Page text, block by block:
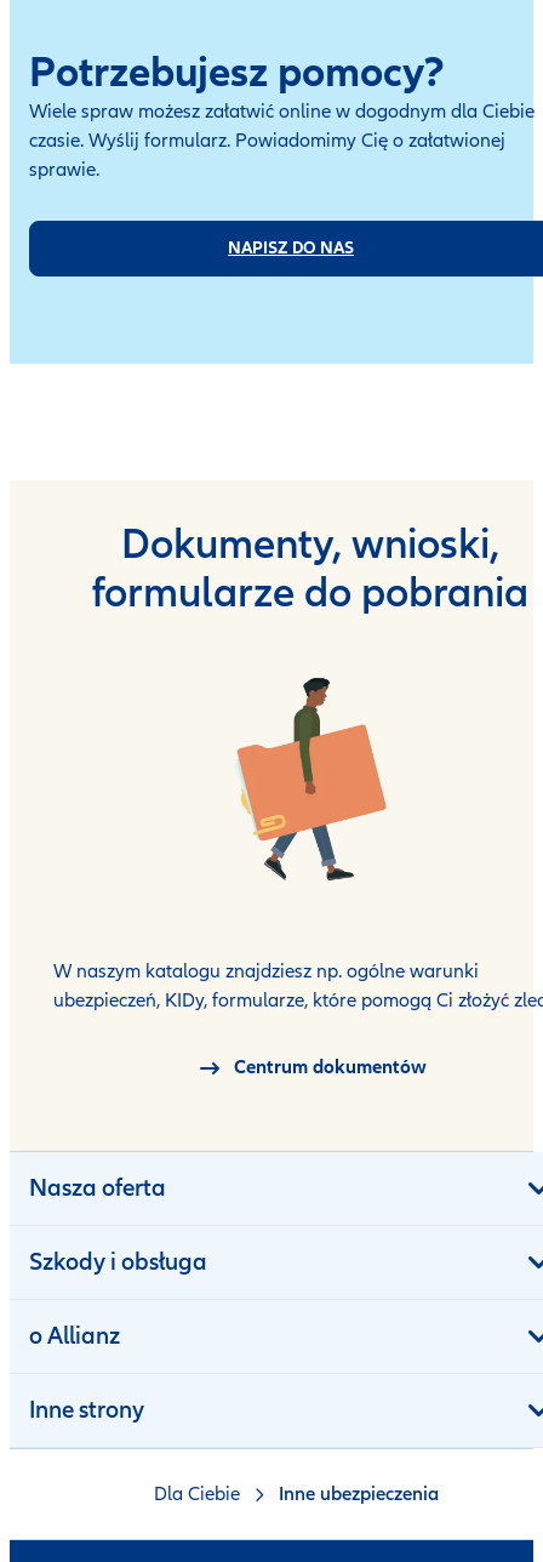
Potrzebujesz pomocy?
Wiele spraw możesz załatwić online w dogodnym dla Ciebie
czasie. Wyślij formularz. Powiadomimy Cię o załatwionej
sprawie.
NAPISZ DO NAS
Dokumenty, wnioski,
formularze do pobrania
W naszym katalogu znajdziesz np. ogólne warunki
ubezpieczeń, KIDy, formularze, które pomogą Ci złożyć
Centrum dokumentów
Nasza oferta
Szkody i obsługa
o Allianz
Inne strony
Dla Ciebie Inne ubezpieczenia